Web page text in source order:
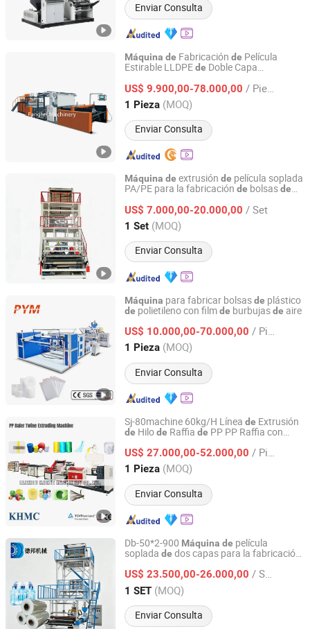
Enviar Consulta
Máquina de Fabricación de Película
Estirable LLDPEde Doble Capa
Impresión en Línea
US$ 9.900,00-78.000,00 / Pieza
1 Pieza (MOQ)
Enviar Consulta
Ruian Fangtai Machinery Co., Ltd.
Zhejiang, China Desde 2007
Máquina de extrusión de película soplada
PA/PE para la fabricación de bolsasde
US$ 7.000,00-20.000,00 / Set
1 Set (MOQ)
Enviar Consulta
RUIAN NUOSHENG MACHINE CO., LTD.
Zhejiang, China Desde 2018
Máquina para fabricar bolsasde plástico
de polietileno con filmde burbujasde aire
US$ 10.000,00-70.000,00 / Pieza
1 Pieza (MOQ)
Enviar Consulta
Zhejiang Pinbo Plastic Machinery Co., Ltd.
Zhejiang, China Desde 2009
Sj-80machine 60kg/H Línea de Extrusión
de Hilode Raffia de PP PP Raffia con
PrensadePPMáquinaExtrusora
FabricacióndeCuerda Plástica
Rendimiento
US$ 27.000,00-52.000,00 / Pieza
1 Pieza (MOQ)
Enviar Consulta
Laizhou Kaihui Machinery Co., Ltd.
Shandong, China Desde 2025
Db-50*2-900 Máquina de película
soplada de dos capas para la fabricación
US$ 23.500,00-26.000,00 / SET
1 SET (MOQ)
Enviar Consulta
Ruian Debang Machinery Co., Ltd.
Zhejiang, China Desde 2026